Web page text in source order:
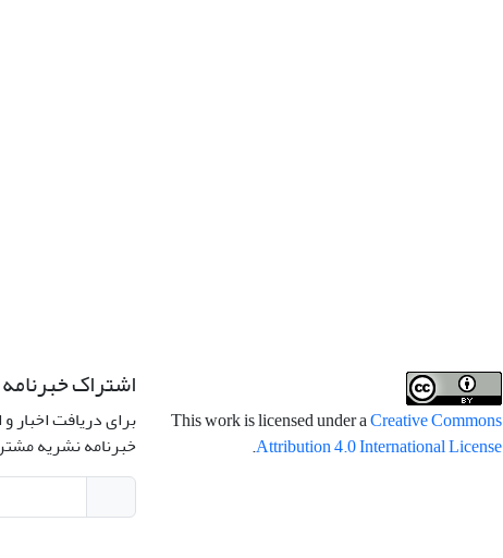
This work is licensed under aCreative Commons
Attribution 4.0 International License
.
اشتراک خبرنامه
برای دریافت اخبار
خبرنامه نشریه